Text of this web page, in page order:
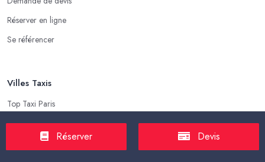
Réserver en ligne
Se référencer
Villes Taxis
Top Taxi Paris
Top Taxi Marseille
Top Taxi Lyon
Réserver Devis